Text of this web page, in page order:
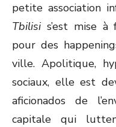
petite association
Tbilisis’est mise à
pour des
ville. Apolitique,
sociaux, elle est
aficionados de
capitale qui